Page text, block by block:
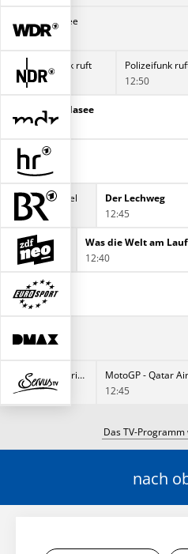
WaPo Bodensee
12:20
Polizeifunk ruft
12:25
Polizeifunk
12:50
um den Gardasee
und Karwendel
Der Lechweg
12:45
12:40
MotoGP - Qatar Airways Grand Prix von Großbritannien
12:45
Das TV-
nach